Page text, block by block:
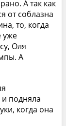
А так как
от соблазна
то, когда
уже
Оля
А
подняла
когда она